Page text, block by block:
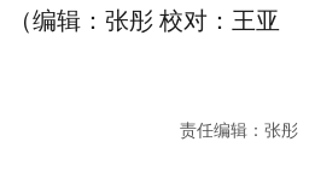
编辑：张彤 校对：王亚
责任编辑： 张彤